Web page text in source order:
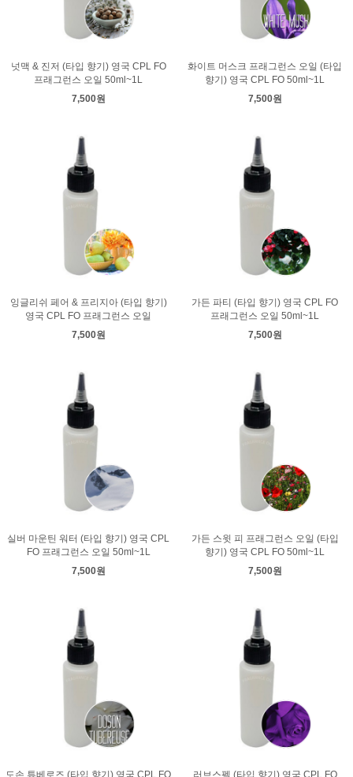
넛맥 & 진저 (타입 향기) 영국 CPL FO
프래그런스 오일 50ml~1L
7,500원
화이트 머스크 프래그런스 오일 (타입
향기) 영국 CPL FO 50ml~1L
7,500원
잉글리쉬 페어 & 프리지아 (타입 향기)
영국 CPL FO 프래그런스 오일
7,500원
가든 파티 (타입 향기) 영국 CPL FO
프래그런스 오일 50ml~1L
7,500원
실버 마운틴 워터 (타입 향기) 영국 CPL
FO 프래그런스 오일 50ml~1L
7,500원
가든 스윗 피 프래그런스 오일 (타입
향기) 영국 CPL FO 50ml~1L
7,500원
도손 튜베로즈 (타입 향기) 영국 CPL FO
러브스펠 (타입 향기) 영국 CPL FO